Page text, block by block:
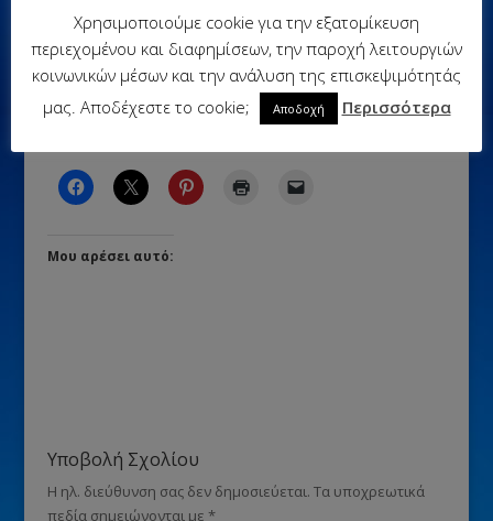
αέριο, συγκέντρωση πληθυσμού,
κατανομή πληθυσμού)
Μου αρέσει αυτό:
Υποβολή Σχολίου
Η ηλ. διεύθυνση σας δεν δημοσιεύεται. Τα υποχρεωτικά
πεδία σημειώνονται με *
Χρησιμοποιούμε cookie για την εξατομίκευση
περιεχομένου και διαφημίσεων, την παροχή λειτουργιών
κοινωνικών μέσων και την ανάλυση της επισκεψιμότητάς
μας. Αποδέχεστε το cookie;
Αποδοχή Περισσότερα